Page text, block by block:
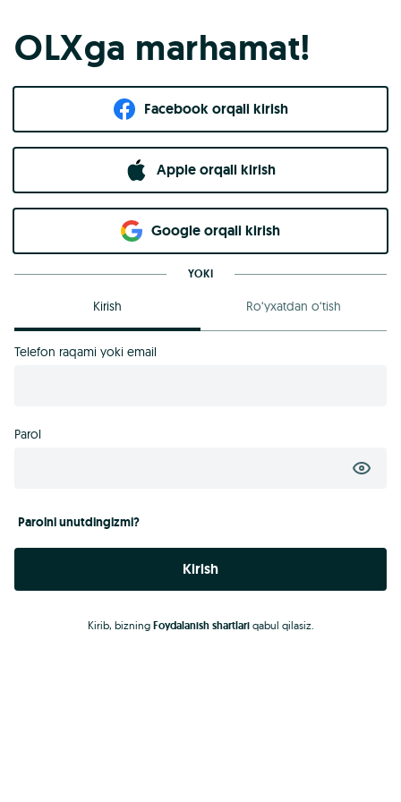
OLXga marhamat!
Facebook orqali kirish​
Apple orqali kirish
Goo​g​le orqali kirish
YOKI
Kirish Ro‘yxatdan o‘tish
Telefon raqami yoki email
Parol
Parolni unutdingizmi?
Kirish
Kirib, bizning Foydalanish shartlariqabul qilasiz.